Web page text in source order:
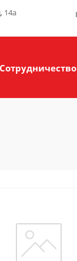
14а
Сотрудничество